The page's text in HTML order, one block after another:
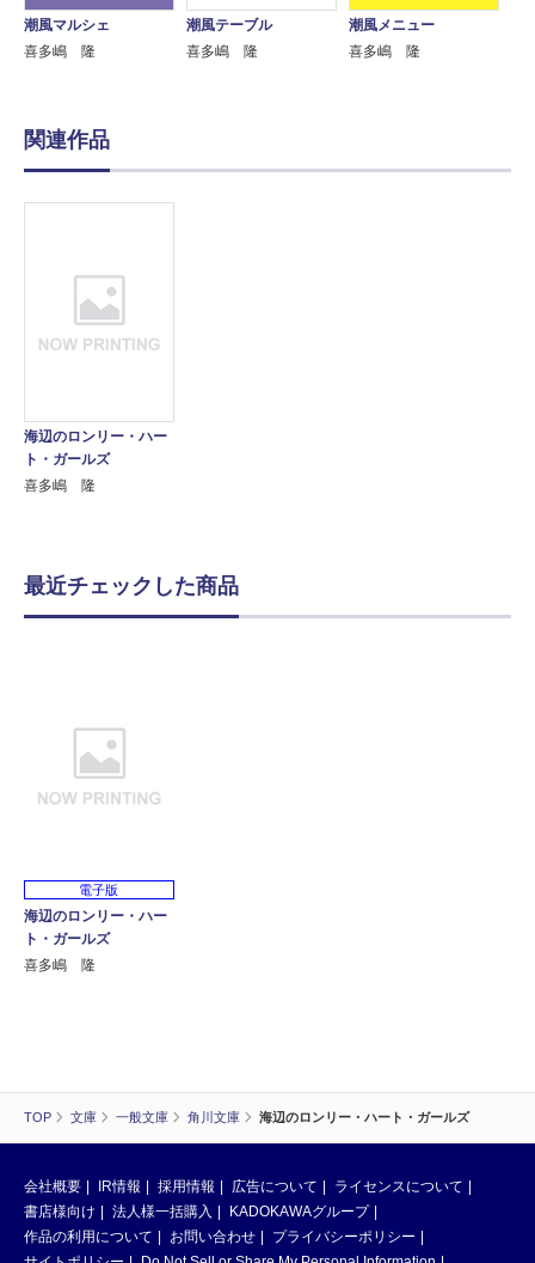
TOP 文庫 一般文庫 角川文庫 海辺のロンリー・ハート・ガールズ
潮風マルシェ
喜多嶋 隆
潮風テーブル
喜多嶋 隆
潮風メニュー
喜多嶋 隆
関連作品
海辺のロンリー・ハー
ト・ガールズ
喜多嶋 隆
最近チェックした商品
電子版
海辺のロンリー・ハー
ト・ガールズ
喜多嶋 隆
会社概要 IR情報 採用情報 広告について
ライセンスについて
書店様向け
法人様一括購入
KADOKAWAグループ
作品の利用について
お問い合わせ
プライバシーポリシー